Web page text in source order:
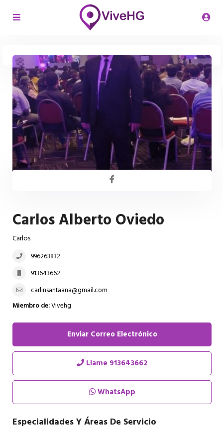
Carlos Alberto Oviedo
Carlos
996263832
913643662
carlinsantaana@gmail.com
Miembro de:Vivehg
Enviar Correo Electrónico
Llame 913643662
WhatsApp
Especialidades Y Áreas De Servicio